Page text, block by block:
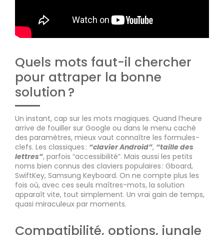
Quels mots faut-il chercher
pour attraper la bonne
solution ?
Un instant, cap sur les mots magiques. Quand l’heure
arrive de fouiller sur Google ou dans le menu caché
des paramètres, mieux vaut connaître les formules-
clefs. Les classiques : “clavier Android”, “taille des
lettres”, parfois “accessibilité”. Mais aussi les petits
noms bien connus des claviers populaires : Gboard,
SwiftKey, Samsung Keyboard. On ne compte plus les
fois où, avec ces seuls maîtres-mots, la solution
apparaît vite, tout simplement. Un vrai gain de temps,
quasi miraculeux par moments.
Compatibilité, options, jungle